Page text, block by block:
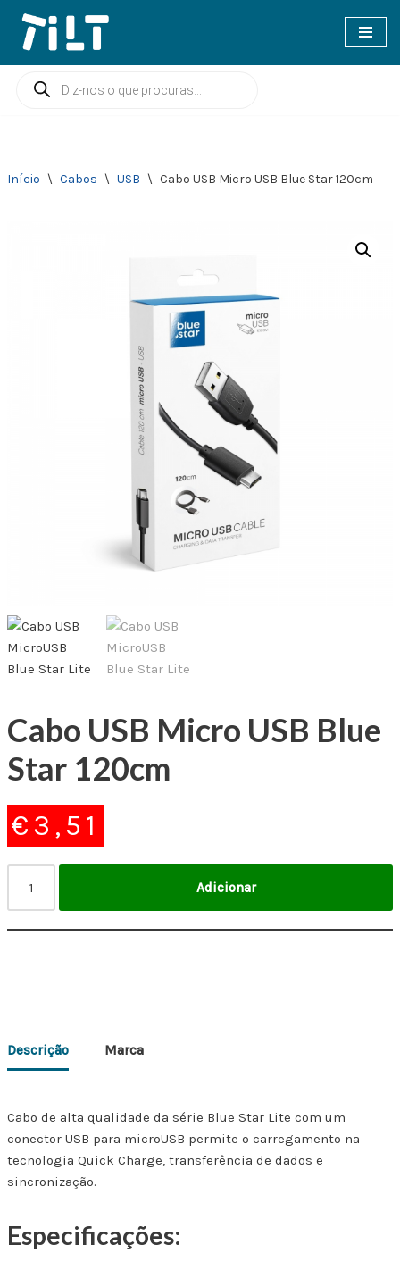
Avançar
para
Início \ Cabos \ USB \ Cabo USB Micro USB Blue Star 120cm
Cabo USB Micro USB Blue
Star 120cm
€ 3,51
Adicionar
Descrição Marca
Cabo de alta qualidade da série Blue Star Lite com um
conector USB para microUSB permite o carregamento na
tecnologia Quick Charge, transferência de dados e
sincronização.
Especificações: